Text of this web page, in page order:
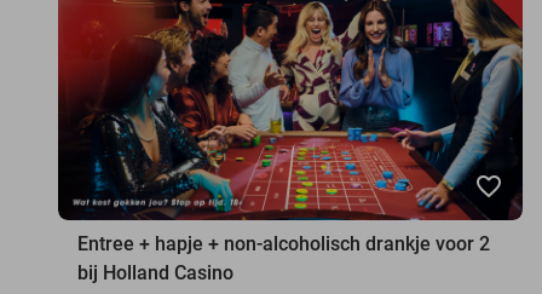
favorite_border
Entree + hapje + non-alcoholisch drankje voor 2
bij Holland Casino